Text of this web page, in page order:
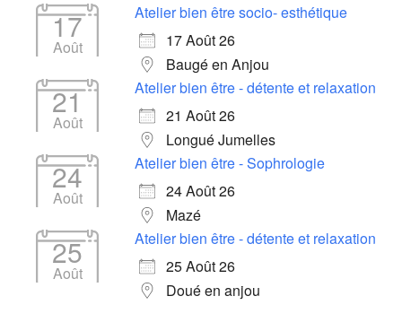
17
Août
Atelier bien être socio- esthétique
17 Août 26
Baugé en Anjou
21
Août
Atelier bien être - détente et relaxation
21 Août 26
Longué Jumelles
24
Août
Atelier bien être - Sophrologie
24 Août 26
Mazé
25
Août
Atelier bien être - détente et relaxation
25 Août 26
Doué en anjou